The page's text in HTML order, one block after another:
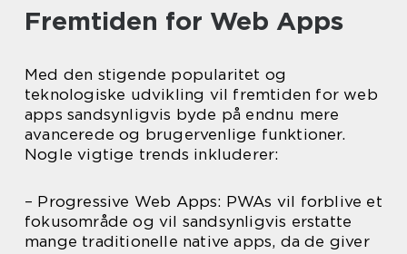
Fremtiden for Web Apps
Med den stigende popularitet og
teknologiske udvikling vil fremtiden for web
apps sandsynligvis byde på endnu mere
avancerede og brugervenlige funktioner.
Nogle vigtige trends inkluderer:
– Progressive Web Apps: PWAs vil forblive et
fokusområde og vil sandsynligvis erstatte
mange traditionelle native apps, da de giver